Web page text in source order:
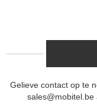
Gelieve contact op te
sales@mobitel.be